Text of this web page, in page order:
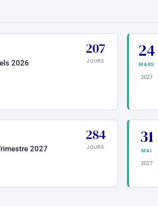
2026
207
JOURS 24
MARS
2027
2027
284
JOURS 31
MAI
2027